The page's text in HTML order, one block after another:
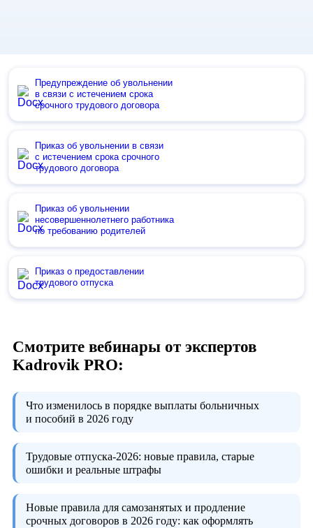
Предупреждение об увольнении
в связи с истечением срока
срочного трудового договора
Приказ об увольнении в связи
с истечением срока срочного
трудового договора
Приказ об увольнении
несовершеннолетнего работника
по требованию родителей
Приказ о предоставлении
трудового отпуска
Смотрите вебинары от экспертов
Kadrovik PRO:
Что изменилось в порядке выплаты больничных
и пособий в 2026 году
Трудовые отпуска-2026: новые правила, старые
ошибки и реальные штрафы
Новые правила для самозанятых и продление
срочных договоров в 2026 году: как оформлять